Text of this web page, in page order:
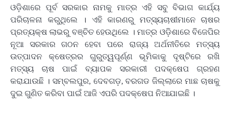
ଓଡ଼ିଶାରେ ପୂର୍ବ ସରକାର ନାମକୁ ମାତ୍ର ଏହି ସବୁ ବିଭାଗ କାର୍ଯ୍ୟ
ପରିଚାଳନା କରୁଥିଲେ । ଏହି କାରଣରୁ ମତ୍ସ୍ୟଚାଷୀମାନେ ଚାଷର
ପ୍ରତ୍ୟକ୍ଷ ଲାଭରୁ ବଞ୍ଚିତ ହେଉଥିଲେ । ମାତ୍ର ଓଡ଼ିଶାରେ ବିଜେପିର
ନୂଆ ସରକାର ଗଠନ ହେବା ପରେ ରାଜ୍ୟ ଅର୍ଥନୀତିରେ ମତ୍ସ୍ୟ
ଉତ୍ପାଦନ କ୍ଷେତ୍ରର ଗୁରୁତ୍ୱପୂର୍ଣ୍ଣ ଭୂମିକାକୁ ଦୃଷ୍ଟିରେ ରଖି
ମତ୍ସ୍ୟ ଚାଷ ପାଇଁ ବ୍ୟାପକ ସରକାରୀ ପଦକ୍ଷେପ ଗ୍ରହଣ
କରାଯାଉଛି । ସମ୍ବଲପୁର, ଦେବଗଡ଼, ବରଗଡ ଜିଲ୍ଲାରେ ମାଛ ଚାଷକୁ
ଦୁଇ ଗୁଣିତ କରିବା ପାଇଁ ଆଜି ଏପରି ପଦକ୍ଷେପ ନିଆଯାଇଛି ।